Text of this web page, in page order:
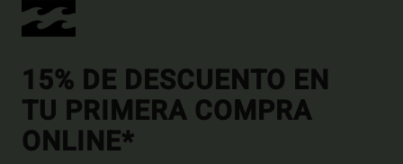
15% DE DESCUENTO EN
TU PRIMERA COMPRA
ONLINE*